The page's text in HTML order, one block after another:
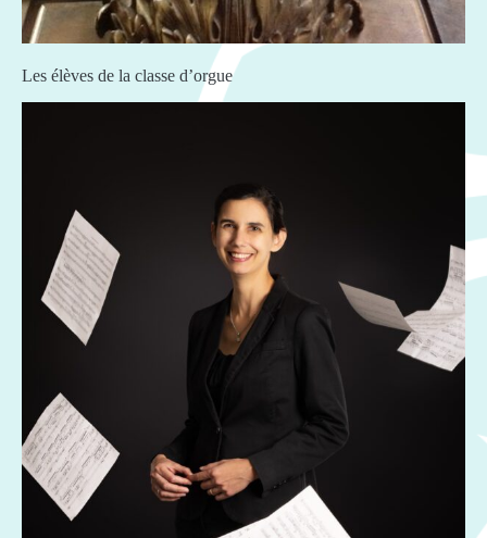
Les élèves de la classe d’orgue